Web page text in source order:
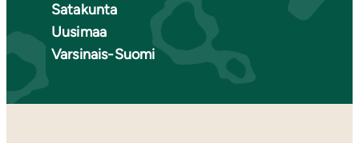
Satakunta
Uusimaa
Varsinais-Suomi